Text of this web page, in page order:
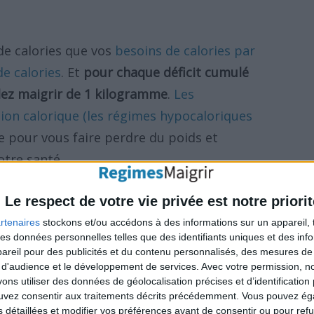
Le respect de votre vie privée est notre
stockons et/ou accédons à des informations sur un appareil,
données personnelles telles que des identifiants uniques et des
pour des publicités et du contenu personnalisés, des mesures
et le développement de services. Avec votre permission,
utiliser des données de géolocalisation précises et
consentir aux traitements décrits précédemment. Vous pouvez
détaillées et modifier vos préférences avant de consentir ou pour
calories que vos besoins de calories par
calories. Et pour chaque déficit cumulé
maigrir de 1 kilogramme. Les
calorique (les régimes hypocaloriques
pour vous faire perdre du poids et
santé.
de vouloir atteindre un déficit de 8 000
manque de 8 000 calories à toute vitesse,
tout le poids perdu (voire davantage)
à vous nourrir normalement (en
dont vous avez besoin par jour).